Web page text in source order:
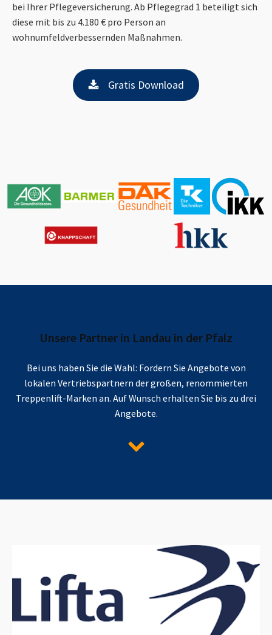
bei Ihrer Pflegeversicherung. Ab Pflegegrad 1 beteiligt sich
diese mit bis zu 4.180 € pro Person an
wohnumfeldverbessernden Maßnahmen.
Gratis Download
Unsere Partner in Landau in der Pfalz
Bei uns haben Sie die Wahl: Fordern Sie Angebote von
lokalen Vertriebspartnern der großen, renommierten
Treppenlift-Marken an. Auf Wunsch erhalten Sie bis zu drei
Angebote.